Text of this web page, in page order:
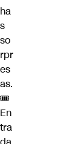
ha
s
so
rpr
es
as.
🎟️
En
tra